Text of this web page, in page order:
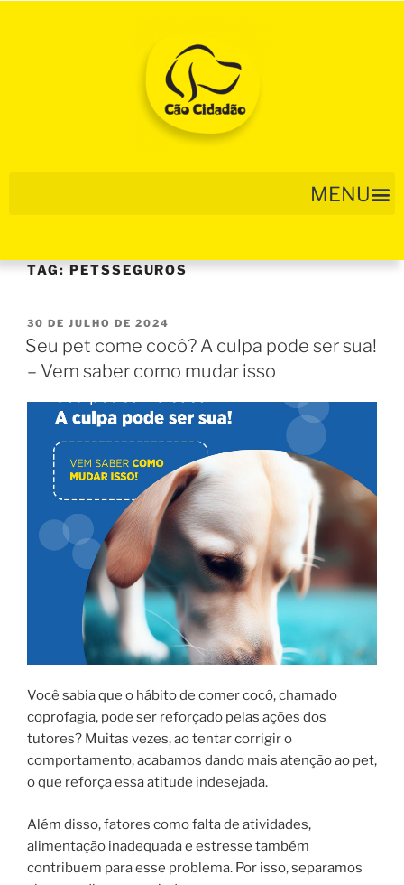
TAG:PETSSEGUROS
30 DE JULHO DE 2024
Seu pet come cocô? A culpa pode ser sua!
– Vem saber como mudar isso
Você sabia que o hábito de comer cocô, chamado
coprofagia, pode ser reforçado pelas ações dos
tutores? Muitas vezes, ao tentar corrigir o
comportamento, acabamos dando mais atenção ao pet,
o que reforça essa atitude indesejada.
Além disso, fatores como falta de atividades,
alimentação inadequada e estresse também
contribuem para esse problema. Por isso, separamos